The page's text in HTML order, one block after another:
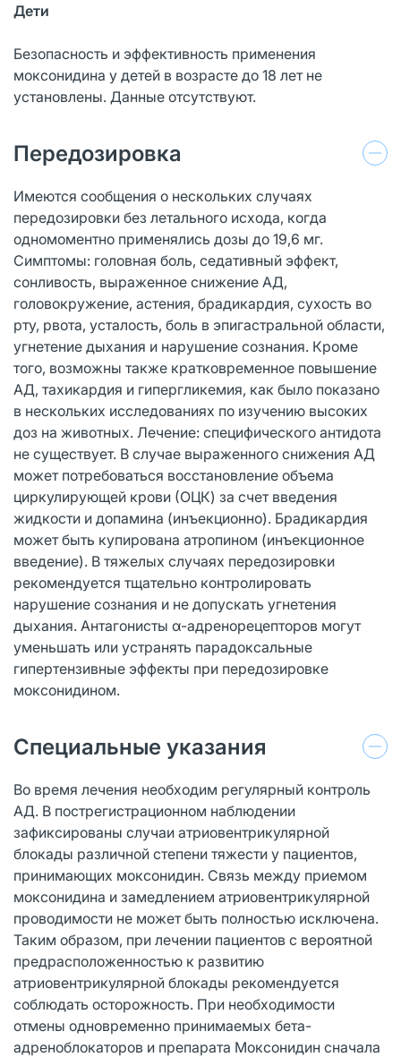
Дети
Безопасность и эффективность применения
моксонидина у детей в возрасте до 18 лет не
установлены. Данные отсутствуют.
Передозировка
Имеются сообщения о нескольких случаях
передозировки без летального исхода, когда
одномоментно применялись дозы до 19,6 мг.
Симптомы: головная боль, седативный эффект,
сонливость, выраженное снижение АД,
головокружение, астения, брадикардия, сухость во
рту, рвота, усталость, боль в эпигастральной области,
угнетение дыхания и нарушение сознания. Кроме
того, возможны также кратковременное повышение
АД, тахикардия и гипергликемия, как было показано
в нескольких исследованиях по изучению высоких
доз на животных. Лечение: специфического антидота
не существует. В случае выраженного снижения АД
может потребоваться восстановление объема
циркулирующей крови (ОЦК) за счет введения
жидкости и допамина (инъекционно). Брадикардия
может быть купирована атропином (инъекционное
введение). В тяжелых случаях передозировки
рекомендуется тщательно контролировать
нарушение сознания и не допускать угнетения
дыхания. Антагонисты α-адренорецепторов могут
уменьшать или устранять парадоксальные
гипертензивные эффекты при передозировке
моксонидином.
Специальные указания
Во время лечения необходим регулярный контроль
АД. В пострегистрационном наблюдении
зафиксированы случаи атриовентрикулярной
блокады различной степени тяжести у пациентов,
принимающих моксонидин. Связь между приемом
моксонидина и замедлением атриовентрикулярной
проводимости не может быть полностью исключена.
Таким образом, при лечении пациентов с вероятной
предрасположенностью к развитию
атриовентрикулярной блокады рекомендуется
соблюдать осторожность. При необходимости
отмены одновременно принимаемых бета-
адреноблокаторов и препарата Моксонидин сначала